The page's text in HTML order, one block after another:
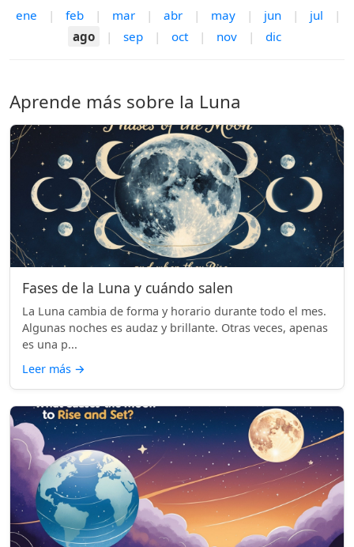
ene | feb | mar | abr | may | jun | jul
|
ago
| sep | oct | nov | dic
Aprende más sobre la Luna
Fases de la Luna y cuándo salen
La Luna cambia de forma y horario durante todo el mes.
Algunas noches es audaz y brillante. Otras veces, apenas
es una p...
Leer más →